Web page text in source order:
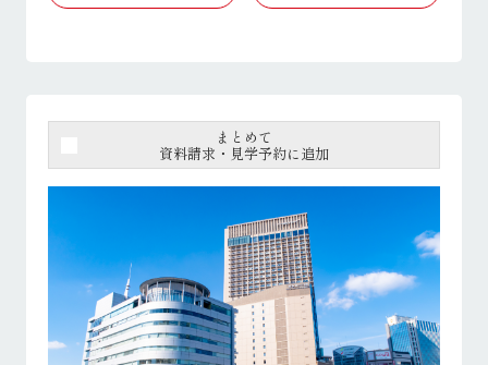
まとめて
資料請求・見学予約に追加